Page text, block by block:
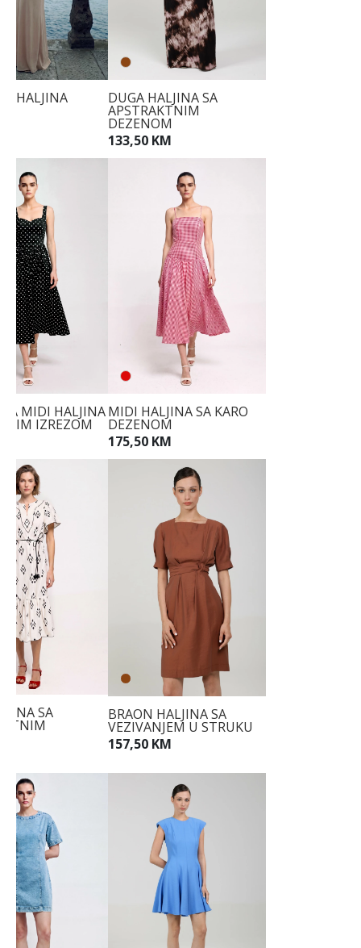
HALJINA
DUGA HALJINA SA
APSTRAKTNIM
DEZENOM
133,50 KM
MIDI HALJINA
IZREZOM
MIDI HALJINA SA KARO
DEZENOM
175,50 KM
SA BRAON HALJINA SA
VEZIVANJEM U STRUKU
157,50 KM